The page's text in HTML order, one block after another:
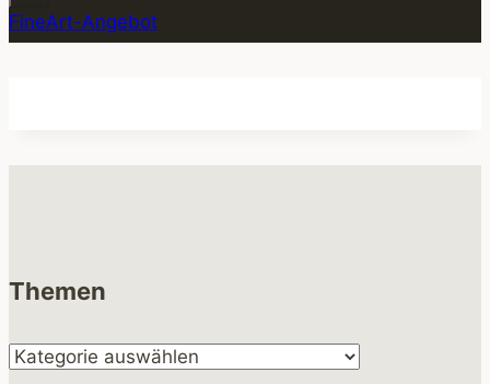
FineArt-Angebot
Themen